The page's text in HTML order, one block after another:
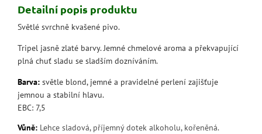
Detailní popis produktu
Světlé svrchně kvašené pivo.
Tripel jasně zlaté barvy. Jemné chmelové aroma a překvapující
plná chuť sladu se sladším dozníváním.
Barva: světle blond, jemné a pravidelné perlení zajišťuje
jemnou a stabilní hlavu.
EBC: 7,5
Vůně: Lehce sladová, příjemný dotek alkoholu, kořeněná.